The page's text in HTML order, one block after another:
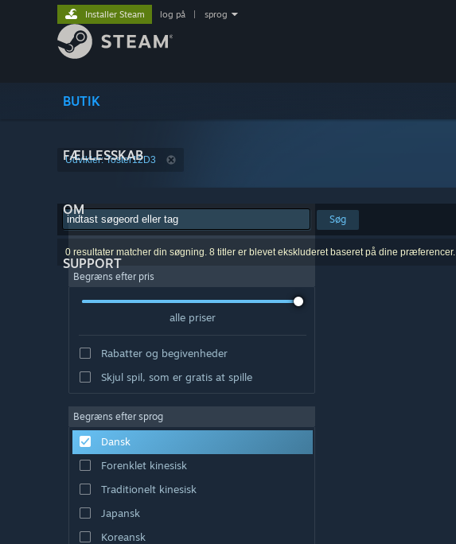
BUTIK
FÆLLESSKAB
OM
SUPPORT
Installer Steam log på sprog
Udvikler: Toster12D3
Søg
0 resultater matcher din søgning. 8 titler er blevet ekskluderet baseret på dine præferencer.
Begræns efter pris
alle priser
Rabatter og begivenheder
Skjul spil, som er gratis at spille
Begræns efter sprog
Dansk
Forenklet kinesisk
Traditionelt kinesisk
Japansk
Koreansk